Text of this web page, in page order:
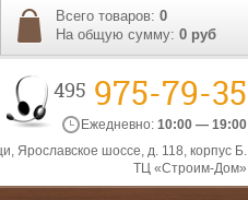
Всего товаров: 0
На общую сумму: 0 руб
495 975-79-35
Ежедневно: 10:00 — 19:00
Ярославское шоссе, д. 118, корпус Б.
ТЦ «Строим-Дом»